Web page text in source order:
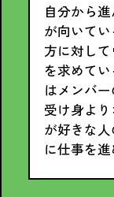
自分から
が向いて
方に対し
を求めて
はメンバ
受け身よ
が好きな
に仕事を進